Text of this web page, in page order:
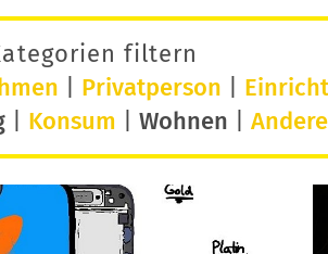
filtern
Privatperson
Konsum Wohnen Andere